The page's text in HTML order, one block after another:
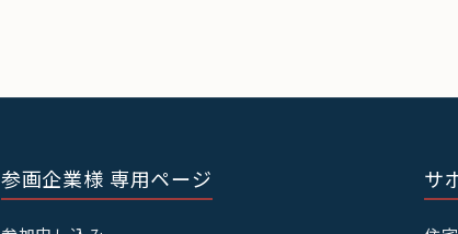
参画企業様 専用ページ サ